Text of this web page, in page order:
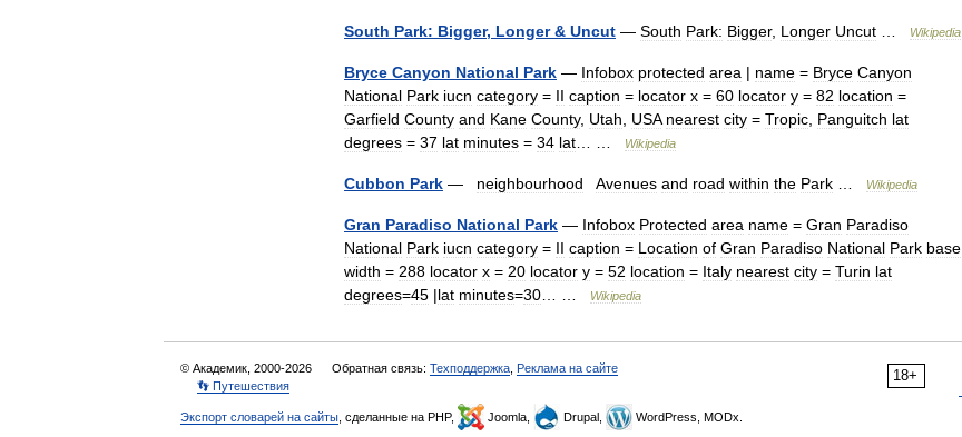
South Park: Bigger, Longer& Uncut — South Park: Bigger, Longer Uncut Wikipedia
Bryce Canyon National Park — Infobox protected area | name = Bryce Canyon
National Park iucn category = II caption = locator x = 60 locator y = 82 location =
Garfield County and Kane County, Utah USA nearest city = Tropic Panguitch lat
degrees = 37 lat minutes = 34 lat Wikipedia
Cubbon Park — neighbourhood Avenues and road within the Park Wikipedia
Gran Paradiso National Park — Infobox Protected area name = Gran Paradiso
National Park iucn category = II caption = Location of Gran Paradiso National Park base
width = 288 locator x = 20 locator y = 52 location = Italy nearest city = Turin lat
degrees=45 |lat minutes=30 Wikipedia
18+
© Академик, 2000-2026 Обратная связь: Техподдержка Реклама на сайте
👣 Путешествия
Экспорт словарей на сайты , сделанные на PHP, Joomla, Drupal, WordPress, MODx.